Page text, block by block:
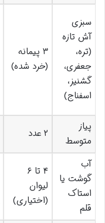
سبزی
آش تازه
(تره،
جعفری،
گشنیز،
اسفناج)
۳ پیمانه
(خرد شده)
پیاز
متوسط
۲ عدد
آب
گوشت یا
استاک
قلم
۴ تا ۶
لیوان
(اختیاری)